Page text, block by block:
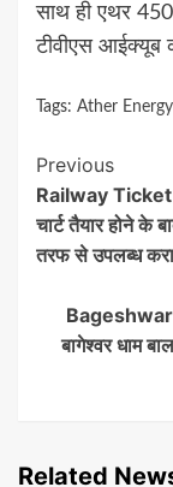
साथ ही एथर
टीवीएस आईक्यूब
Tags: Ather Energy
Previous
Railway
चार्ट तैयार होने के
तरफ से उपलब्ध
Bageshwar
बागेश्वर धाम
Related